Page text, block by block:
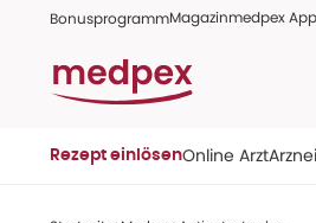
BonusprogrammMagazinmedpex App
Rezept einlösenOnline Arzt